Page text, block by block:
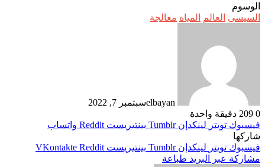
الوسوم
السيسى العالم المياه معالجة
elbayanسبتمبر 7, 2022
0
دقيقة واحدة
فيسبوك تويتر لينكدإن بينتيريست
واتساب
شاركها
فيسبوك تويتر لينكدإن بينتيريست
مشاركة عبر البريد طباعة